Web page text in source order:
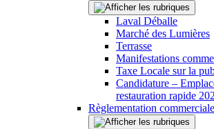
Laval Déballe
Marché des Lumières
Terrasse
Manifestations
Taxe Locale sur la
Candidature –
restauration rapide
Règlementation commerciale